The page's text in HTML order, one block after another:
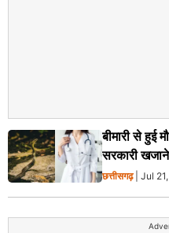
बीमारी से हुई
सरकारी
छत्तीसगढ़| Jul